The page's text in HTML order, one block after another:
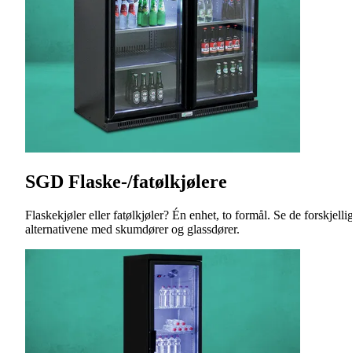
SGD Flaske-/fatølkjølere
Flaskekjøler eller fatølkjøler? Én enhet, to formål. Se de
alternativene med skumdører og glassdører.